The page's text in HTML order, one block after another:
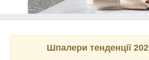
Шпалери тенденції